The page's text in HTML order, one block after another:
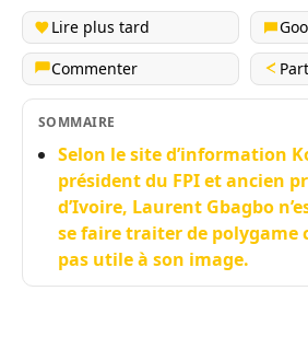
Lire plus tard
Commenter
SOMMAIRE
Selon le site d’information
président du FPI et ancien
d’Ivoire, Laurent Gbagbo
se faire traiter de polygame
pas utile à son image.